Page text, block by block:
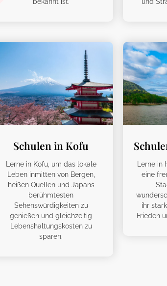
Schulen in Kofu
Lerne in Kofu, um das lokale
Leben inmitten von Bergen,
heißen Quellen und Japans
berühmtesten
Sehenswürdigkeiten zu
genießen und gleichzeitig
Lebenshaltungskosten zu
sparen.
Lerne
eine
ihr
Frieden